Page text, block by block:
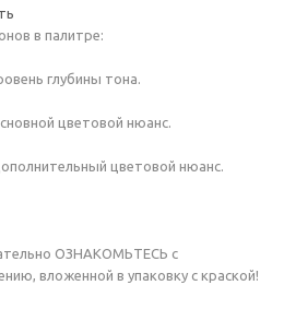
в палитре:
глубины тона.
цветовой нюанс.
цветовой нюанс.
ОЗНАКОМЬТЕСЬ с
вложенной в упаковку с краской!